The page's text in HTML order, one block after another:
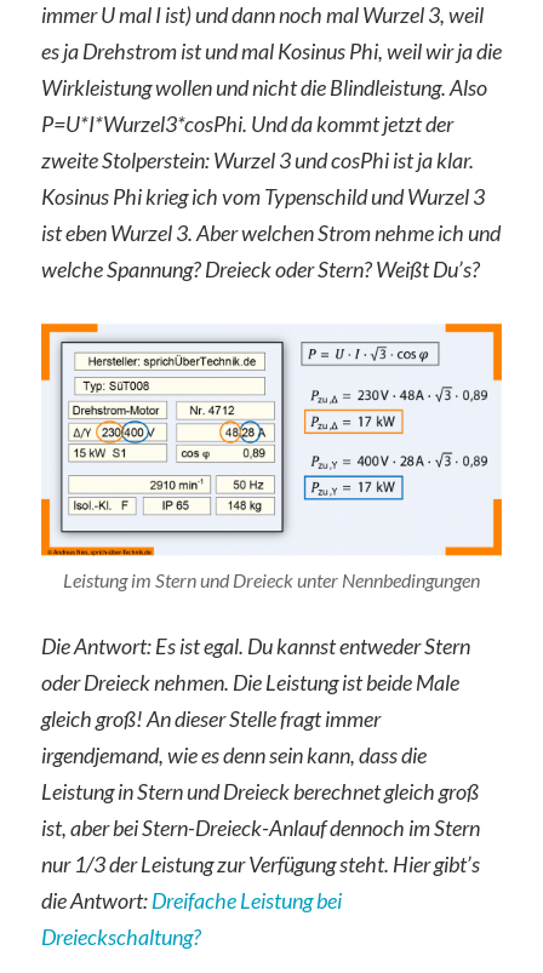
immer U mal I ist) und dann noch mal Wurzel 3, weil
es ja Drehstrom ist und mal Kosinus Phi, weil wir ja die
Wirkleistung wollen und nicht die Blindleistung. Also
P=U*I*Wurzel3*cosPhi. Und da kommt jetzt der
zweite Stolperstein: Wurzel 3 und cosPhi ist ja klar.
Kosinus Phi krieg ich vom Typenschild und Wurzel 3
ist eben Wurzel 3. Aber welchen Strom nehme ich und
welche Spannung? Dreieck oder Stern? Weißt Du’s?
Leistung im Stern und Dreieck unter Nennbedingungen
Die Antwort: Es ist egal. Du kannst entweder Stern
oder Dreieck nehmen. Die Leistung ist beide Male
gleich groß! An dieser Stelle fragt immer
irgendjemand, wie es denn sein kann, dass die
Leistung in Stern und Dreieck berechnet gleich groß
ist, aber bei Stern-Dreieck-Anlauf dennoch im Stern
nur 1/3 der Leistung zur Verfügung steht. Hier gibt’s
die Antwort:Dreifache Leistung bei
Dreieckschaltung?